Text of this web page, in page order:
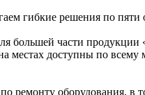
гибкие решения по
большей части продукции
местах доступны по
ремонту оборудования, в